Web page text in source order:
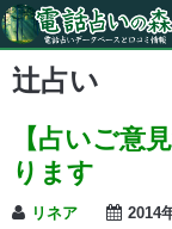
辻占い
【占いご意
ります
リネア 2014